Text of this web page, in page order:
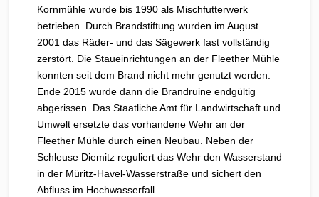
Kornmühle wurde bis 1990 als Mischfutterwerk
betrieben. Durch Brandstiftung wurden im August
2001 das Räder- und das Sägewerk fast vollständig
zerstört. Die Staueinrichtungen an der Fleether Mühle
konnten seit dem Brand nicht mehr genutzt werden.
Ende 2015 wurde dann die Brandruine endgültig
abgerissen. Das Staatliche Amt für Landwirtschaft und
Umwelt ersetzte das vorhandene Wehr an der
Fleether Mühle durch einen Neubau. Neben der
Schleuse Diemitz reguliert das Wehr den Wasserstand
in der Müritz-Havel-Wasserstraße und sichert den
Abfluss im Hochwasserfall.